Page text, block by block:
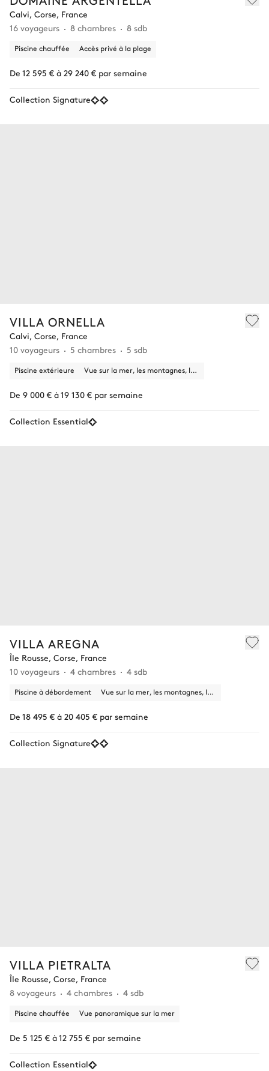
Calvi, Corse, France
16 voyageurs
8 chambres 8 sdb
Piscine chauffée Accès privé à la plage
De 12 595 € à 29 240 € par semaine
Collection Signature
VILLA ORNELLA
Calvi, Corse, France
10 voyageurs
5 chambres 5 sdb
Piscine extérieure Vue sur la mer, les montagnes, la nature
De 9 000 € à 19 130 € par semaine
Collection Essential
VILLA AREGNA
Île Rousse, Corse, France
10 voyageurs
4 chambres 4 sdb
Piscine à débordement Vue sur la mer, les montagnes, la nature
De 18 495 € à 20 405 € par semaine
Collection Signature
VILLA PIETRALTA
Île Rousse, Corse, France
8 voyageurs
4 chambres 4 sdb
Piscine chauffée Vue panoramique sur la mer
De 5 125 € à 12 755 € par semaine
Collection Essential